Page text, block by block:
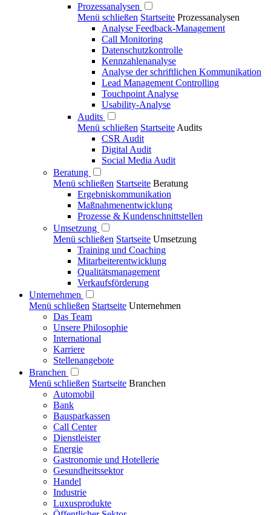
Prozessanalysen
Menü schließen Startseite Prozessanalysen
Analyse Feedback-Management
Call Monitoring
Datenschutzkontrolle
Kennzahlenanalyse
Analyse der schriftlichen Kommunikation
Lead Management Controlling
Touchpoint Analyse
Usability-Analyse
Audits
Menü schließen Startseite Audits
CSR Audit
Digital Audit
Social Media Audit
Beratung
Menü schließen Startseite Beratung
Ergebniskommunikation
Maßnahmenentwicklung
Prozesse & Kundenschnittstellen
Umsetzung
Menü schließen Startseite Umsetzung
Training und Coaching
Mitarbeiterentwicklung
Qualitätsmanagement
Verkaufsförderung
Unternehmen
Menü schließen Startseite Unternehmen
Das Team
Unsere Philosophie
International
Karriere
Stellenangebote
Branchen
Menü schließen Startseite Branchen
Automobil
Bank
Bausparkassen
Call Center
Dienstleister
Energie
Gastronomie und Hotellerie
Gesundheitssektor
Handel
Industrie
Luxusprodukte